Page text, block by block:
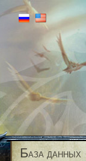
База данных